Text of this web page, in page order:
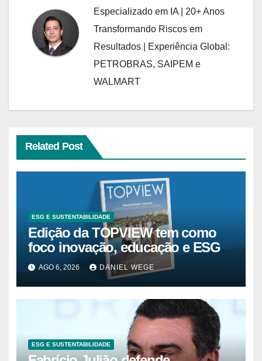
Especializado em IA | 20+ Anos
Transformando Riscos em
Resultados | Experiência Global:
PETROBRAS, SAIPEM e
WALMART
Related Post
ESG E SUSTENTABILIDADE
Edição da TOPVIEW tem como
foco inovação, educação e ESG
AGO 6, 2026 DANIEL WEGE
ESG E SUSTENTABILIDADE